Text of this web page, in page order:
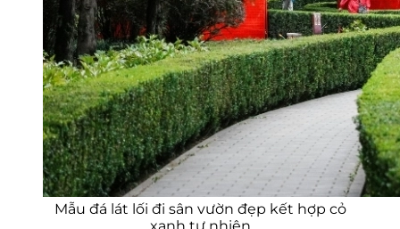
Mẫu đá lát lối đi sân vườn đẹp kết hợp cỏ
xanh tự nhiên